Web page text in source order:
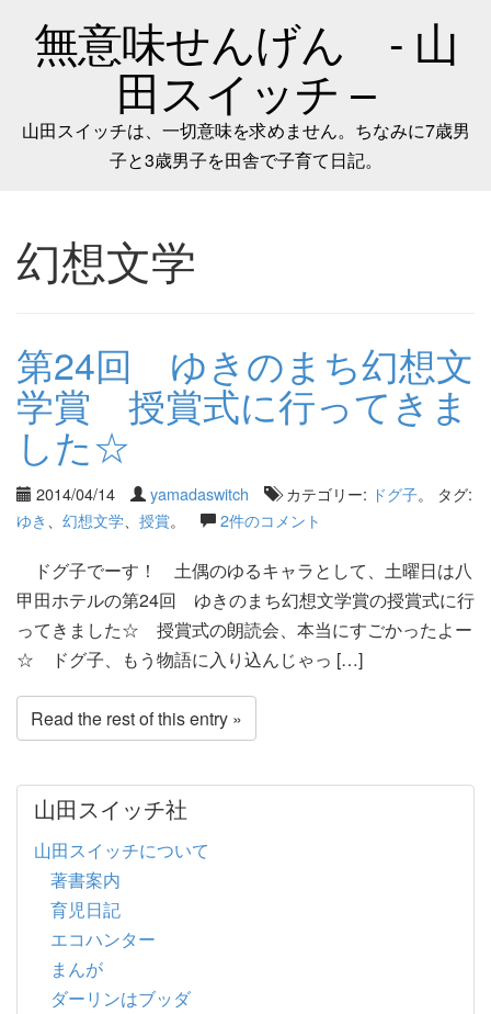
無意味せんげん - 山
田スイッチ –
山田スイッチは、一切意味を求めません。ちなみに7歳男
子と3歳男子を田舎で子育て日記。
幻想文学
第24回 ゆきのまち幻想文
学賞 授賞式に行ってきま
した☆
2014/04/14 yamadaswitch カテゴリー: ドグ子。 タグ:
ゆき
幻想文学 授賞。 2件のコメント
ドグ子でーす！ 土偶のゆるキャラとして、土曜日は八
甲田ホテルの第24回 ゆきのまち幻想文学賞の授賞式に行
ってきました☆ 授賞式の朗読会、本当にすごかったよー
☆ ドグ子、もう物語に入り込んじゃっ […]
Read the rest of this entry »
山田スイッチ社
山田スイッチについて
著書案内
育児日記
エコハンター
まんが
ダーリンはブッダ